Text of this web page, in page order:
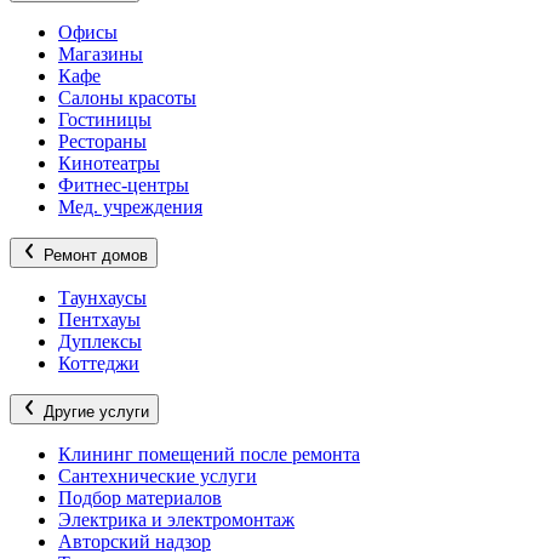
Офисы
Магазины
Кафе
Салоны красоты
Гостиницы
Рестораны
Кинотеатры
Фитнес-центры
Мед. учреждения
Ремонт домов
Таунхаусы
Пентхауы
Дуплексы
Коттеджи
Другие услуги
Клининг помещений после ремонта
Сантехнические услуги
Подбор материалов
Электрика и электромонтаж
Авторский надзор